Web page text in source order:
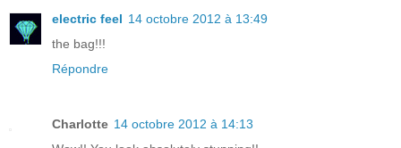
electric feel 14 octobre 2012 à 13:49
the bag!!!
Répondre
Charlotte 14 octobre 2012 à 14:13